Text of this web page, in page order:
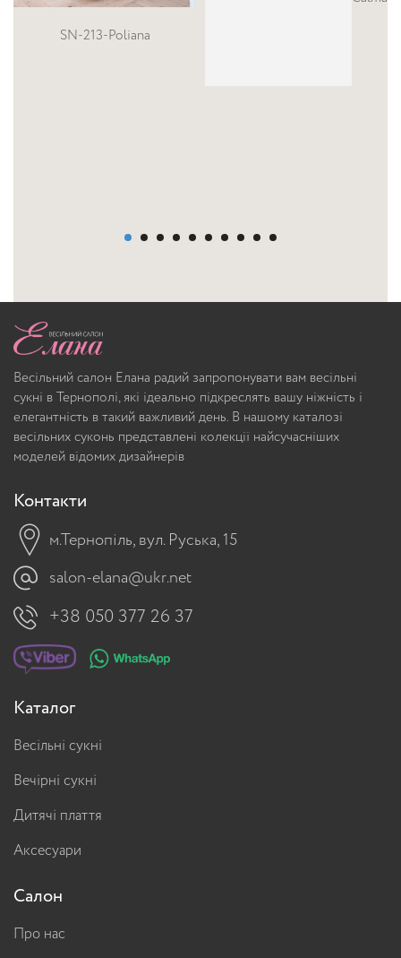
Весільний салон Елана радий запропонувати вам весільні
сукні в Тернополі, які ідеально підкреслять вашу ніжність і
елегантність в такий важливий день. В нашому каталозі
весільних суконь представлені колекції найсучасніших
моделей відомих дизайнерів
Контакти
м.Тернопіль, вул. Руська, 15
salon-elana@ukr.net
+38 050 377 26 37
Каталог
Весільні сукні
Вечірні сукні
Дитячі плаття
Аксесуари
Салон
Про нас